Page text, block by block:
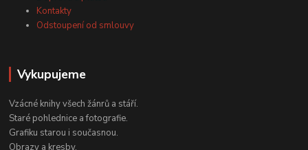
Kontakty
Odstoupení od smlouvy
Vykupujeme
Vzácné knihy všech žánrů a stáří.
Staré pohlednice a fotografie.
Grafiku starou i současnou.
Obrazy a kresby.